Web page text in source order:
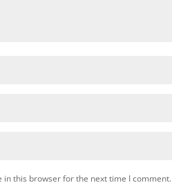
in this browser for the next time I comment.